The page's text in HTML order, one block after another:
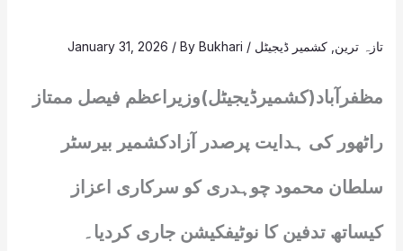
تازہ ترین کشمیر ڈیجیٹل /
January 31, 2026 / ByBukhari
مظفرآباد(کشمیرڈیجیٹل)وزیراعظم فیصل ممتاز
راٹھور کی ہدایت پرصدر آزادکشمیر بیرسٹر
سلطان محمود چوہدری کو سرکاری اعزاز
کیساتھ تدفین کا نوٹیفکیشن جاری کردیا۔